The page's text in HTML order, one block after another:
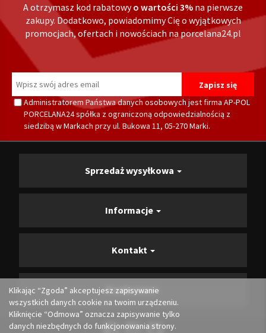
A otrzymasz kod rabatowyo wartości 3% na pierwsze
zakupy. Dodatkowo, powiadomimy Cię o wyjątkowych
promocjach, ofertach i nowościach na porcelana24.pl
Administratorem Państwa danych osobowych jest firma AP-POL
PORCELANA24 spółka z ograniczoną odpowiedzialnością z
siedzibą w Markach przy ul. Bukowa 11, 05-270 Marki.
Sprzedaż wysyłkowa
Informacje
Kontakt
Producenci
Klikając “Zgoda” akceptujesz zapisywanie
wszystkich danych cookie na twoim urządzeniu.
Kliknięcie “Odmowa” oznacza zapisywanie tylko
danych niezbędnych do funkcjonowania strony.